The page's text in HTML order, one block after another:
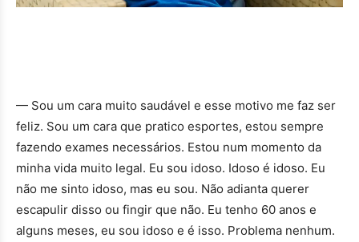
— Sou um cara muito saudável e esse motivo me faz ser
feliz. Sou um cara que pratico esportes, estou sempre
fazendo exames necessários. Estou num momento da
minha vida muito legal. Eu sou idoso. Idoso é idoso. Eu
não me sinto idoso, mas eu sou. Não adianta querer
escapulir disso ou fingir que não. Eu tenho 60 anos e
alguns meses, eu sou idoso e é isso. Problema nenhum.